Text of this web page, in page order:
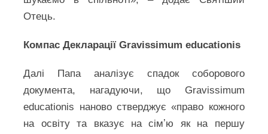
Отець.
Компас Декларації Gravissimum educationis
Далі Папа аналізує спадок соборового
документа, нагадуючи, що Gravissimum
educationis наново стверджує «право кожного
на освіту та вказує на сімʼю як на першу